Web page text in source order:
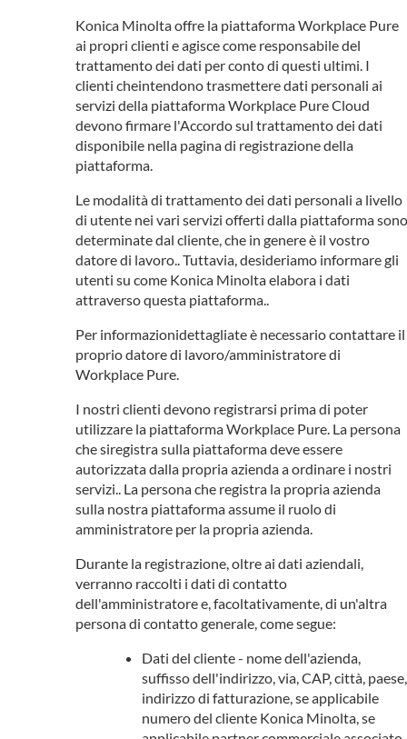
Konica Minolta offre la piattaforma Workplace Pure
ai propri clienti e agisce come responsabile del
trattamento dei dati per conto di questi ultimi. I
clienti cheintendono trasmettere dati personali ai
servizi della piattaforma Workplace Pure Cloud
devono firmare l'Accordo sul trattamento dei dati
disponibile nella pagina di registrazione della
piattaforma.
Le modalità di trattamento dei dati personali a livello
di utente nei vari servizi offerti dalla piattaforma sono
determinate dal cliente, che in genere è il vostro
datore di lavoro.. Tuttavia, desideriamo informare gli
utenti su come Konica Minolta elabora i dati
attraverso questa piattaforma..
Per informazionidettagliate è necessario contattare il
proprio datore di lavoro/amministratore di
Workplace Pure.
I nostri clienti devono registrarsi prima di poter
utilizzare la piattaforma Workplace Pure. La persona
che siregistra sulla piattaforma deve essere
autorizzata dalla propria azienda a ordinare i nostri
servizi.. La persona che registra la propria azienda
sulla nostra piattaforma assume il ruolo di
amministratore per la propria azienda.
Durante la registrazione, oltre ai dati aziendali,
verranno raccolti i dati di contatto
dell'amministratore e, facoltativamente, di un'altra
persona di contatto generale, come segue:
Dati del cliente - nome dell'azienda,
suffisso dell'indirizzo, via, CAP, città, paese,
indirizzo di fatturazione, se applicabile
numero del cliente Konica Minolta, se